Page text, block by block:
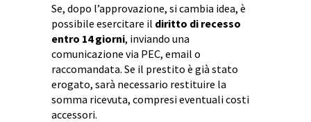
Se, dopo l’approvazione, si cambia idea, è
possibile esercitare il diritto di recesso
entro 14 giorni, inviando una
comunicazione via PEC, email o
raccomandata. Se il prestito è già stato
erogato, sarà necessario restituire la
somma ricevuta, compresi eventuali costi
accessori.